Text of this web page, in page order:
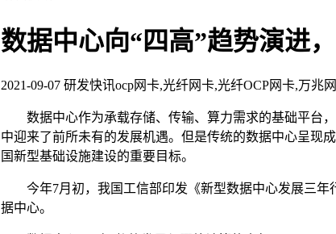
数据中心向“四高”趋势演进
2021-09-07 研发快讯ocp网卡,光纤网卡,光纤OCP网卡,万兆
数据中心作为承载存储、传输、算力需求的基础平台，
中迎来了前所未有的发展机遇。但是传统的数据中心呈现
国新型基础设施建设的重要目标。
今年7月初，我国工信部印发《新型数据中心发展三年
据中心。